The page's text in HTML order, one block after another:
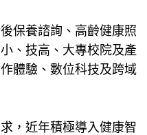
保養諮詢、高齡健康照
、技高、大專校院及產
體驗、數位科技及跨域
，近年積極導入健康智